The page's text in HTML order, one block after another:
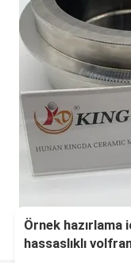
Örnek
hassaslıklı